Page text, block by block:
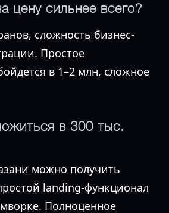
цену сильнее всего?
сложность бизнес-
Простое
в 1–2 млн, сложное
в 300 тыс.
можно получить
landing-функционал
Полноценное